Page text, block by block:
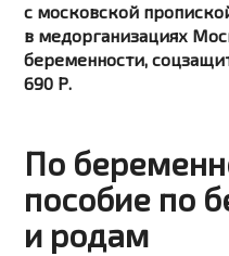
с московской
в медорганизациях
беременности,
690 Р.
По
пособие по
и родам